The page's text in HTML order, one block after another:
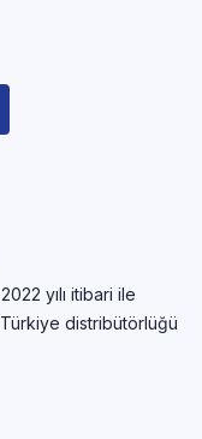
yılı itibari ile
distribütörlüğü